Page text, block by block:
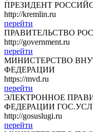
ПРЕЗИДЕНТ
http://kremlin.ru
перейти
ПРАВИТЕЛЬСТВО
http://government.ru
перейти
МИНИСТЕРСТВО
ФЕДЕРАЦИИ
https://mvd.ru
перейти
ЭЛЕКТРОННОЕ
ФЕДЕРАЦИИ
http://gosuslugi.ru
перейти